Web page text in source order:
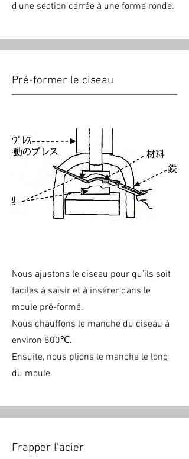
d'une section carrée à une forme ronde.
Pré-former le ciseau
Nous ajustons le ciseau pour qu'ils soit
faciles à saisir et à insérer dans le
moule pré-formé.
Nous chauffons le manche du ciseau à
environ 800℃.
Ensuite, nous plions le manche le long
du moule.
Frapper l'acier